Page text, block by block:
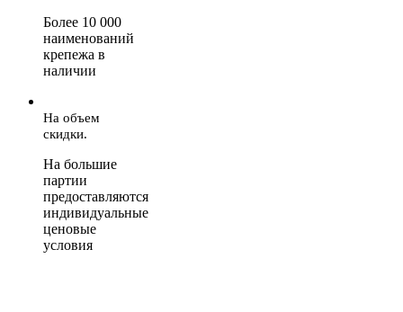
Более 10 000
наименований
крепежа в
наличии
На объем
скидки.
На большие
партии
предоставляются
индивидуальные
ценовые
условия